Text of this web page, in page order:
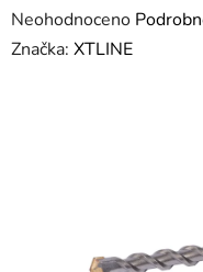
Průměrné
hodnocení
Neohodnoceno
Značka: XTLINE